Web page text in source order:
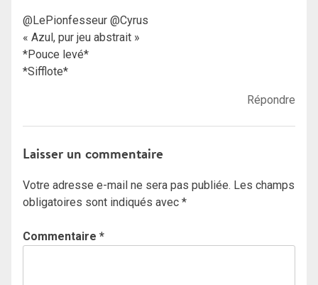
@LePionfesseur @Cyrus
« Azul, pur jeu abstrait »
*Pouce levé*
*Sifflote*
Répondre
Laisser un commentaire
Votre adresse e-mail ne sera pas publiée. Les champs
obligatoires sont indiqués avec *
Commentaire *